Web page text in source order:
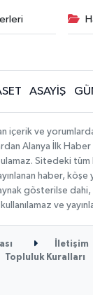
ASAYİŞ
içerik ve
Alanya İlk Haber
Sitedeki tüm
haber,
gösterilse
kullanılamaz ve
İletişim
Topluluk Kuralları